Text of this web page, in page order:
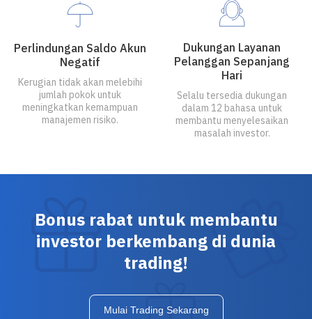
Perlindungan Saldo Akun
Negatif
Kerugian tidak akan melebihi
jumlah pokok untuk
meningkatkan kemampuan
manajemen risiko.
Dukungan Layanan
Pelanggan Sepanjang
Hari
Selalu tersedia dukungan
dalam 12 bahasa untuk
membantu menyelesaikan
masalah investor.
Bonus rabat untuk membantu
investor berkembang di dunia
trading!
Mulai Trading Sekarang